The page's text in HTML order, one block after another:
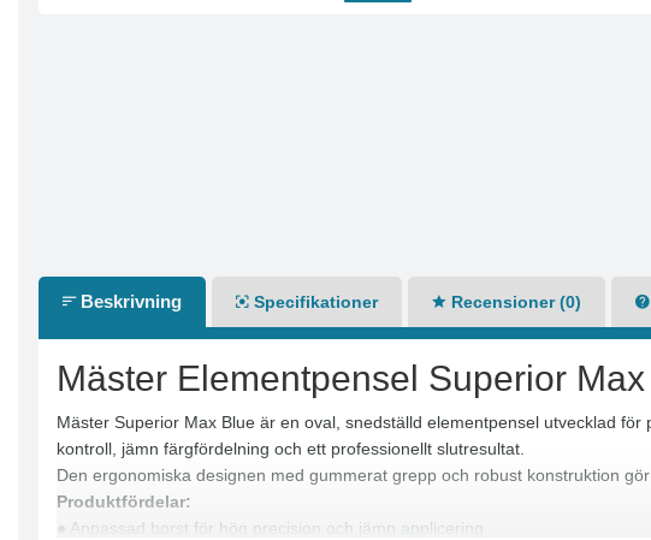
Beskrivning Specifikationer Recensioner (0)
Mäster Elementpensel Superior
Mäster Superior Max Blue är en oval, snedställd elementpensel utvecklad
kontroll, jämn färgfördelning och ett professionellt slutresultat.
Den ergonomiska designen med gummerat grepp och robust konstruktion
Produktfördelar:
● Anpassad borst för hög precision och jämn applicering